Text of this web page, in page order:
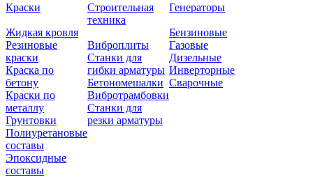
Краски
Жидкая кровля
Резиновые
краски
Краска по
бетону
Краски по
металлу
Грунтовки
Полиуретановые
составы
Эпоксидные
составы
Строительная
техника
Виброплиты
Станки для
гибки арматуры
Бетономешалки
Вибротрамбовки
Станки для
резки арматуры
Генераторы
Бензиновые
Газовые
Дизельные
Инверторные
Сварочные